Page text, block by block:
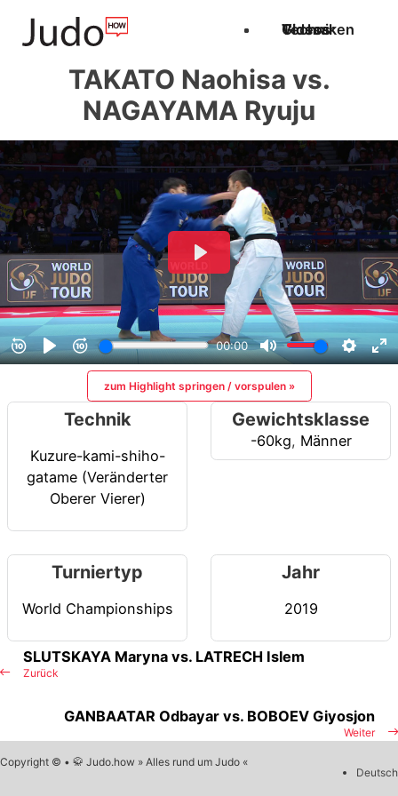
Techniken
Videos
Glossar
TAKATO Naohisa vs.
NAGAYAMA Ryuju
zum Highlight springen / vorspulen »
Technik
Kuzure-kami-shiho-
gatame (Veränderter
Oberer Vierer)
Gewichtsklasse
-60kg, Männer
Turniertyp
World Championships
Jahr
2019
Zurück
SLUTSKAYA Maryna vs. LATRECH Islem
Weiter
GANBAATAR Odbayar vs. BOBOEV Giyosjon
Copyright © • 🥋 Judo.how » Alles rund um Judo «
Deutsch